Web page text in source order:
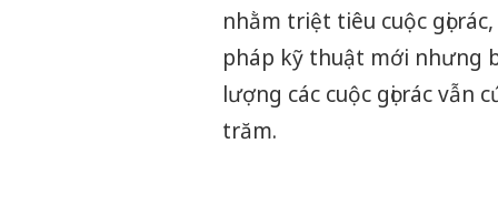
nhằm triệt tiêu cuộc gọi
pháp kỹ thuật mới nhưng
lượng các cuộc gọi rác
trăm.